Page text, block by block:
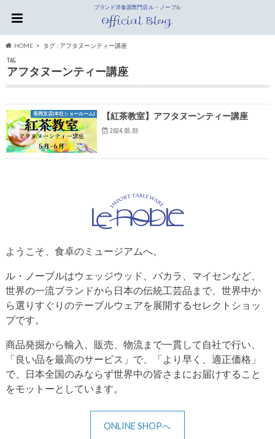
ブランド洋食器専門店 ル・ノーブル
HOME タグ : アフタヌーンティー講座
TAG
アフタヌーンティー講座
長岡京店(本社ショールーム) 【紅茶教室】アフタヌーンティー講座
2024.05.03
ようこそ、食卓のミュージアムへ。
ル・ノーブルはウェッジウッド、バカラ、マイセンなど、
世界の一流ブランドから日本の伝統工芸品まで、世界中か
ら選りすぐりのテーブルウェアを展開するセレクトショッ
プです。
商品発掘から輸入、販売、物流まで一貫して自社で行い、
「良い品を最高のサービス」で、「より早く、適正価格」
で、日本全国のみならず世界中の皆さまにお届けすること
をモットーとしています。
ONLINE SHOPへ